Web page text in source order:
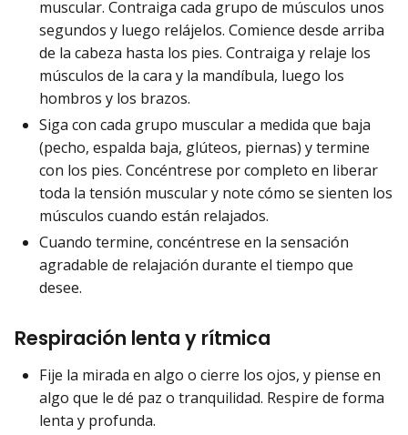
muscular. Contraiga cada grupo de músculos unos
segundos y luego relájelos. Comience desde arriba
de la cabeza hasta los pies. Contraiga y relaje los
músculos de la cara y la mandíbula, luego los
hombros y los brazos.
Siga con cada grupo muscular a medida que baja
(pecho, espalda baja, glúteos, piernas) y termine
con los pies. Concéntrese por completo en liberar
toda la tensión muscular y note cómo se sienten los
músculos cuando están relajados.
Cuando termine, concéntrese en la sensación
agradable de relajación durante el tiempo que
desee.
Respiración lenta y rítmica
Fije la mirada en algo o cierre los ojos, y piense en
algo que le dé paz o tranquilidad. Respire de forma
lenta y profunda.